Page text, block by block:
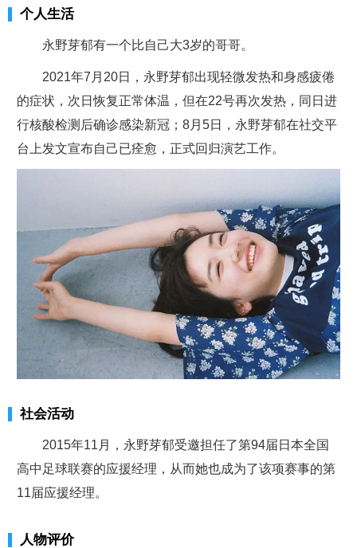
个人生活
永野芽郁有一个比自己大3岁的哥哥。
2021年7月20日，永野芽郁出现轻微发热和身感疲倦
的症状，次日恢复正常体温，但在22号再次发热，同日进
行核酸检测后确诊感染新冠；8月5日，永野芽郁在社交平
台上发文宣布自己已痊愈，正式回归演艺工作。
社会活动
2015年11月，永野芽郁受邀担任了第94届日本全国
高中足球联赛的应援经理，从而她也成为了该项赛事的第
11届应援经理。
人物评价